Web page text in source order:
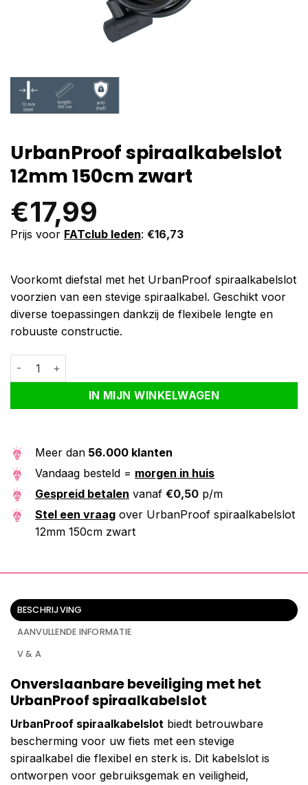
UrbanProof spiraalkabelslot
12mm 150cm zwart
€17,99
Prijs voor FATclub leden: €16,73
Voorkomt diefstal met het UrbanProof spiraalkabelslot
voorzien van een stevige spiraalkabel. Geschikt voor
diverse toepassingen dankzij de flexibele lengte en
robuuste constructie.
UrbanProof spiraalkabelslot 12mm 150cm zwart aantal
IN MIJN WINKELWAGEN
Alternative:
Meer dan 56.000 klanten
Vandaag besteld = morgen in huis
Gespreid betalen vanaf €0,50 p/m
Stel een vraag over UrbanProof spiraalkabelslot
12mm 150cm zwart
BESCHRIJVING
AANVULLENDE INFORMATIE
V & A
Onverslaanbare beveiliging met het
UrbanProof spiraalkabelslot
UrbanProof spiraalkabelslot biedt betrouwbare
bescherming voor uw fiets met een stevige
spiraalkabel die flexibel en sterk is. Dit kabelslot is
ontworpen voor gebruiksgemak en veiligheid,